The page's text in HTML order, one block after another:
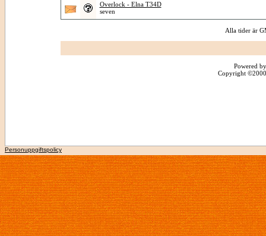
Overlock - Elna T34D
seven
Alla tider är
Powered
Copyright
Personuppgiftspolicy